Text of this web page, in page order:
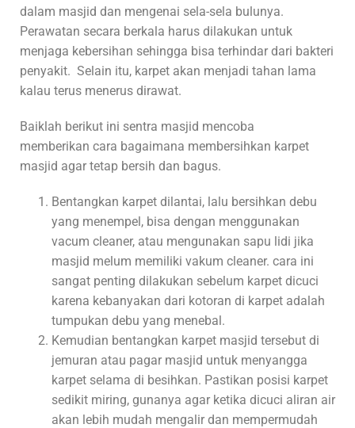
dalam masjid dan mengenai sela-sela bulunya.
Perawatan secara berkala harus dilakukan untuk
menjaga kebersihan sehingga bisa terhindar dari bakteri
penyakit. Selain itu, karpet akan menjadi tahan lama
kalau terus menerus dirawat.
Baiklah berikut ini sentra masjid mencoba
memberikan cara bagaimana membersihkan karpet
masjid agar tetap bersih dan bagus.
Bentangkan karpet dilantai, lalu bersihkan debu
yang menempel, bisa dengan menggunakan
vacum cleaner, atau mengunakan sapu lidi jika
masjid melum memiliki vakum cleaner. cara ini
sangat penting dilakukan sebelum karpet dicuci
karena kebanyakan dari kotoran di karpet adalah
tumpukan debu yang menebal.
Kemudian bentangkan karpet masjid tersebut di
jemuran atau pagar masjid untuk menyangga
karpet selama di besihkan. Pastikan posisi karpet
sedikit miring, gunanya agar ketika dicuci aliran air
akan lebih mudah mengalir dan mempermudah